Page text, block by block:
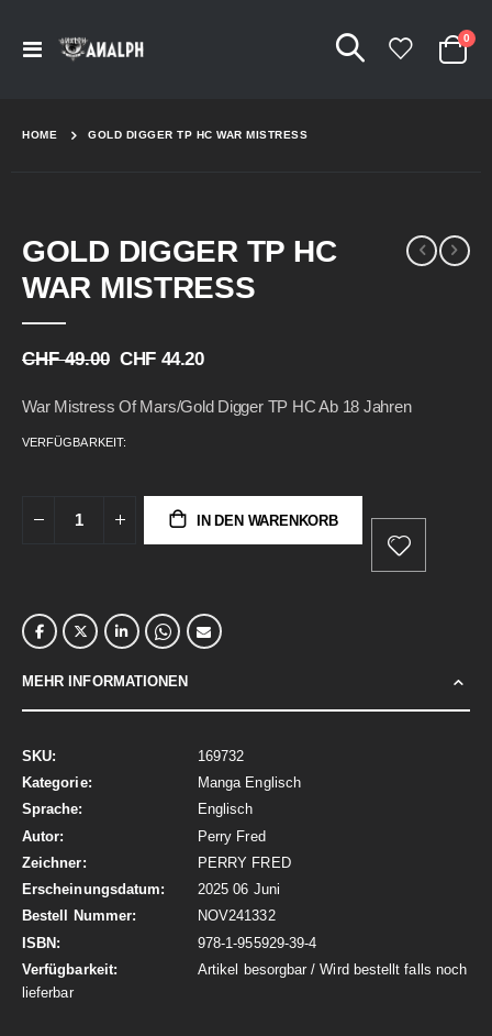
Navigation
Cart
0
HOME GOLD DIGGER TP HC WAR MISTRESS
GOLD DIGGER TP HC
WAR MISTRESS
CHF 49.00 CHF 44.20
War Mistress Of Mars/Gold Digger TP HC Ab 18 Jahren
VERFÜGBARKEIT:
IN DEN WARENKORB
MEHR INFORMATIONEN
Mehr
Informationen
169732
Manga Englisch
Englisch
Perry Fred
PERRY FRED
2025 06 Juni
NOV241332
978-1-955929-39-4
Artikel besorgbar / Wird bestellt falls noch
lieferbar
to
the
end
images
to
the
beginning
images